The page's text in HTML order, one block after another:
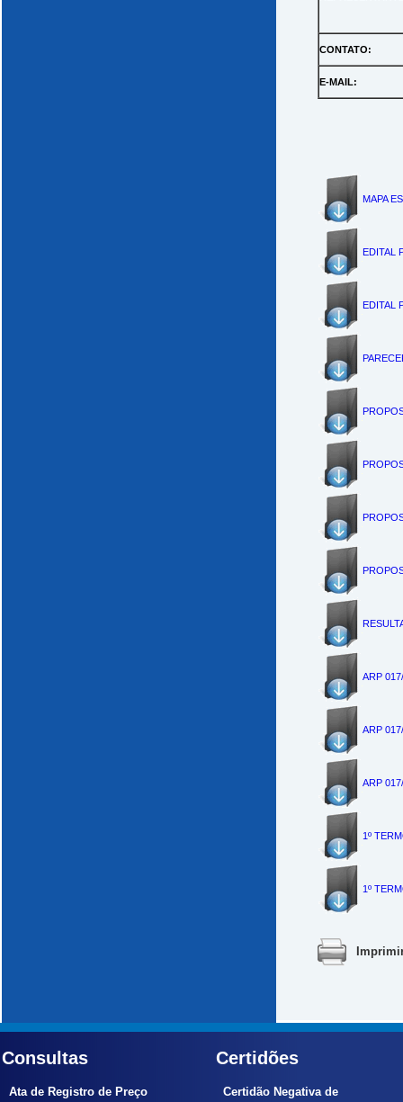
CONTATO:
E-MAIL:
MAPA
EDITAL
EDITAL
ARP
ARP
ARP
1º
1º
Consultas
Ata de Registro de Preço
Certidões
Certidão Negativa de